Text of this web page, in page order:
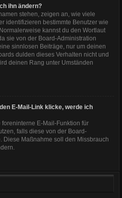
ihn ändern?
stehen, zeigen an, wie viele
identifizieren bestimmte Benutzer wie
kannst du den Wortlaut
sie von der Board-Administration
sinnlosen Beiträge, nur um deinen
dulden dieses Verhalten nicht und
deinen Rang unter Umständen
E-Mail-Link klicke, werde ich
E-Mail-Funktion für
falls diese von der Board-
Diese Maßnahme soll den Missbrauch